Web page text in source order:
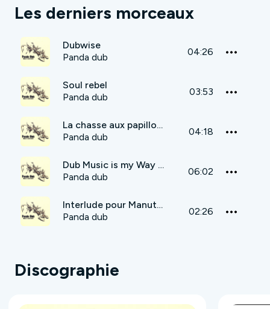
Les derniers morceaux
Dubwise
Panda dub
04:26
Soul rebel
Panda dub
03:53
La chasse aux papillons
Panda dub
04:18
Dub Music is my Way of Life (Digital-i-land remix)
Panda dub
06:02
Interlude pour Manutension
Panda dub
02:26
Discographie